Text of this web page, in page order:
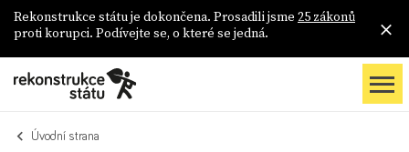
Rekonstrukce státu je dokončena. Prosadili jsme 25 zákonů
proti korupci. Podívejte se, o které se jedná.
Úvodní strana